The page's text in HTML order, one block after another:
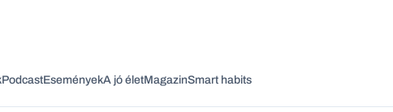
PodcastEseményekA jó életMagazinSmart habits